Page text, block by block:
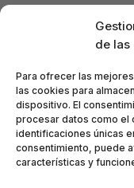
de las
Para ofrecer las
las cookies para
dispositivo. El
procesar datos como el
identificaciones únicas
consentimiento, puede
características y